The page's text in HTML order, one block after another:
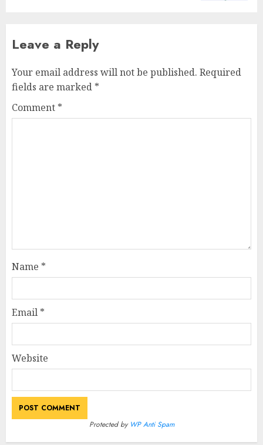
Leave a Reply
Your email address will not be published. Required
fields are marked *
Comment *
Name *
Email *
Website
Protected by WP Anti Spam